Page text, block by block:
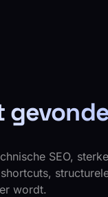
SEO,
wordt.